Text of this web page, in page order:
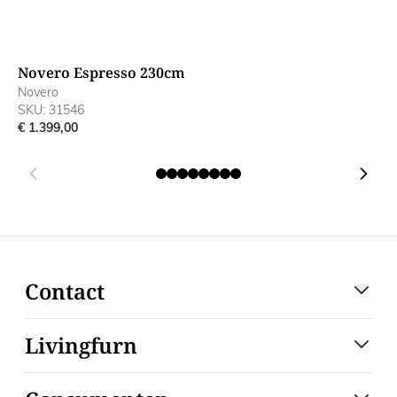
Novero Espresso 230cm
Novero
SKU: 31546
€ 1.399,00
Contact
Livingfurn